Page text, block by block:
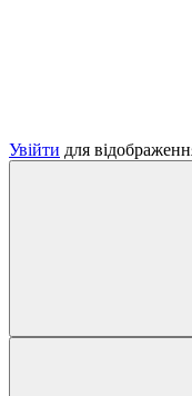
Увійти для